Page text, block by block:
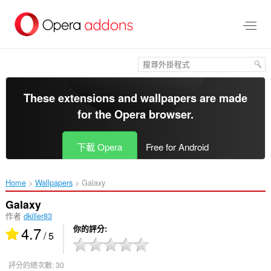
區
These extensions and wallpapers are made
for theOpera browser.
下載 Opera Free for Android
Home Wallpapers Galaxy‎
Galaxy
作者 dkiller83
4.7/ 5 你的評分
評分的總次數:30